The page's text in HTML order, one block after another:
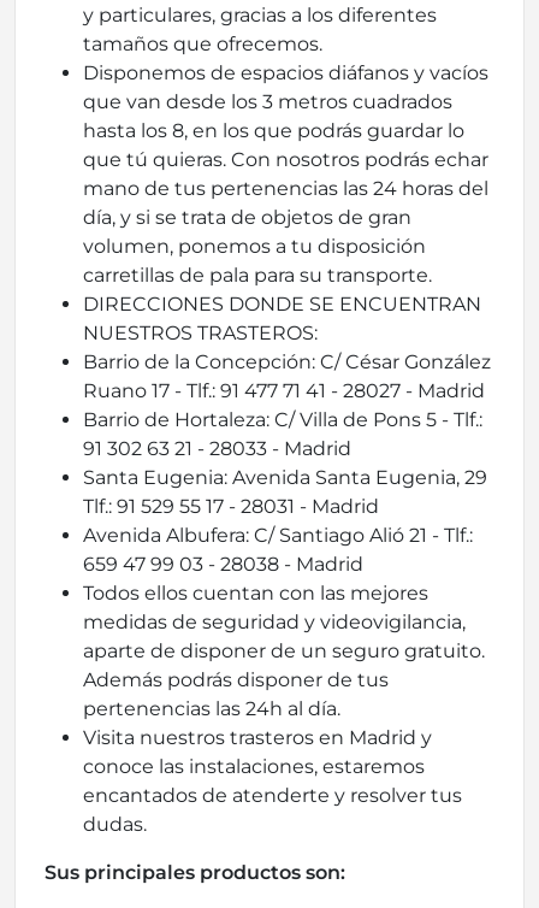
y particulares, gracias a los diferentes
tamaños que ofrecemos.
Disponemos de espacios diáfanos y vacíos
que van desde los 3 metros cuadrados
hasta los 8, en los que podrás guardar lo
que tú quieras. Con nosotros podrás echar
mano de tus pertenencias las 24 horas del
día, y si se trata de objetos de gran
volumen, ponemos a tu disposición
carretillas de pala para su transporte.
DIRECCIONES DONDE SE ENCUENTRAN
NUESTROS TRASTEROS:
Barrio de la Concepción: C/ César González
Ruano 17 - Tlf.: 91 477 71 41 - 28027 - Madrid
Barrio de Hortaleza: C/ Villa de Pons 5 - Tlf.:
91 302 63 21 - 28033 - Madrid
Santa Eugenia: Avenida Santa Eugenia, 29
Tlf.: 91 529 55 17 - 28031 - Madrid
Avenida Albufera: C/ Santiago Alió 21 - Tlf.:
659 47 99 03 - 28038 - Madrid
Todos ellos cuentan con las mejores
medidas de seguridad y videovigilancia,
aparte de disponer de un seguro gratuito.
Además podrás disponer de tus
pertenencias las 24h al día.
Visita nuestros trasteros en Madrid y
conoce las instalaciones, estaremos
encantados de atenderte y resolver tus
dudas.
Sus principales productos son: